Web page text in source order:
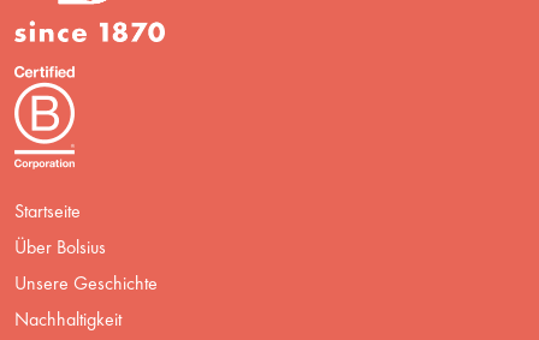
Startseite
Über Bolsius
Unsere Geschichte
Nachhaltigkeit